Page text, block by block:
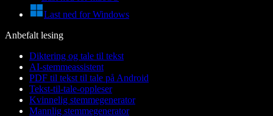
Last ned for Windows
Anbefalt lesing
Diktering og tale til tekst
AI-stemmeassistent
PDF til tekst til tale på Android
Tekst-til-tale-oppleser
Kvinnelig stemmegenerator
Mannlig stemmegenerator